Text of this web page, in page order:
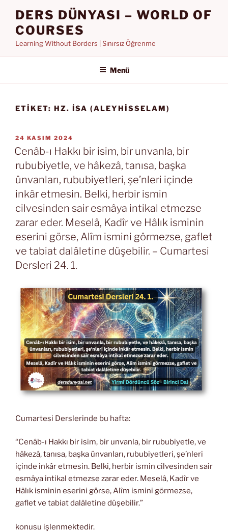
DERS DÜNYASI – WORLD OF
COURSES
Learning Without Borders | Sınırsız Öğrenme
Menü
ETIKET: HZ. İSA (ALEYHISSELAM)
YAYIM
TARIHI
24 KASIM 2024
Cenâb-ı Hakkı bir isim, bir unvanla, bir
rububiyetle, ve hâkezâ, tanısa, başka
ünvanları, rububiyetleri, şe’nleri içinde
inkâr etmesin. Belki, herbir ismin
cilvesinden sair esmâya intikal etmezse
zarar eder. Meselâ, Kadîr ve Hâlık isminin
eserini görse, Alîm ismini görmezse, gaflet
ve tabiat dalâletine düşebilir. – Cumartesi
Dersleri 24. 1.
Cumartesi Derslerinde bu hafta:
“Cenâb-ı Hakkı bir isim, bir unvanla, bir rububiyetle, ve
hâkezâ, tanısa, başka ünvanları, rububiyetleri, şe’nleri
içinde inkâr etmesin. Belki, herbir ismin cilvesinden sair
esmâya intikal etmezse zarar eder. Meselâ, Kadîr ve
Hâlık isminin eserini görse, Alîm ismini görmezse,
gaflet ve tabiat dalâletine düşebilir.”
konusu işlenmektedir.